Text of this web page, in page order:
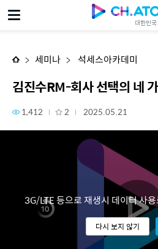
대한민국
김진수RM-회사 선택의 네 가지
세미나 석세스아카데미
김진수RM-회사 선택의 네
1,412 2 2025.05.21
3G/LTE 등으로 재생시 데이터 사
다시 보지 않기